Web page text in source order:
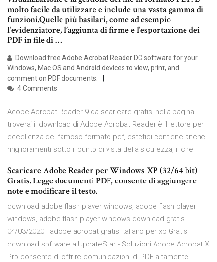
molto facile da utilizzare e include una vasta gamma di
funzioni.Quelle più basilari, come ad esempio
l’evidenziatore, l’aggiunta di firme e l’esportazione dei
PDF in file di …
Download free Adobe Acrobat Reader DC software for your
Windows, Mac OS and Android devices to view, print, and
comment on PDF documents.
4 Comments
Adobe Acrobat Reader 9 da scaricare gratis, nella pagina
troverai il download di Adobe Acrobat Reader è il lettore per
eccellenza del famoso formato pdf, estetici contiene anche
miglioramenti sotto il punto di vista della sicurezza, il che
Scaricare Adobe Reader per Windows XP (32/64 bit)
Gratis. Legge documenti PDF, consente di aggiungere
note e modificare il testo.
download adobe flash player windows, adobe flash player
windows, adobe flash player windows download gratis
04/03/2020 · adobe acrobat gratis italiano per xp Gratis
download software a UpdateStar - Soluzioni Adobe Acrobat X
Pro consente di offrire comunicazioni di PDF altamente